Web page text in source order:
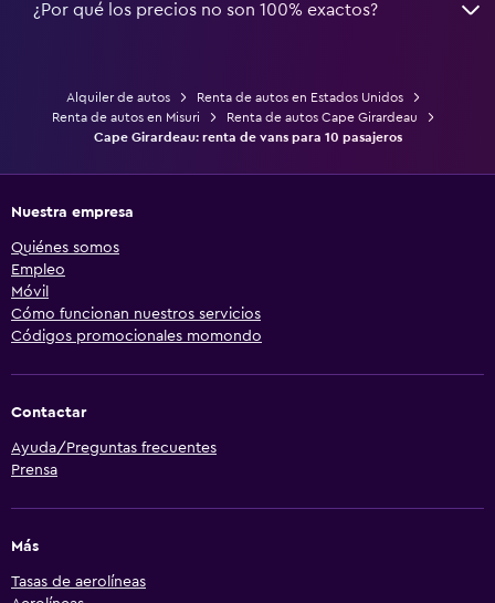
¿Por qué los precios no son 100% exactos?
Alquiler de autos
Renta de autos en Estados Unidos
Renta de autos en Misuri
Renta de autos Cape Girardeau
Cape Girardeau: renta de vans para 10 pasajeros
Nuestra empresa
Quiénes somos
Empleo
Móvil
Cómo funcionan nuestros servicios
Códigos promocionales momondo
Contactar
Ayuda/Preguntas frecuentes
Prensa
Más
Tasas de aerolíneas